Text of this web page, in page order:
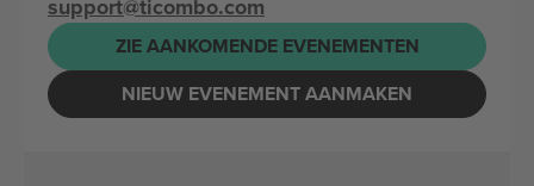
support@ticombo.com
ZIE AANKOMENDE EVENEMENTEN
NIEUW EVENEMENT AANMAKEN